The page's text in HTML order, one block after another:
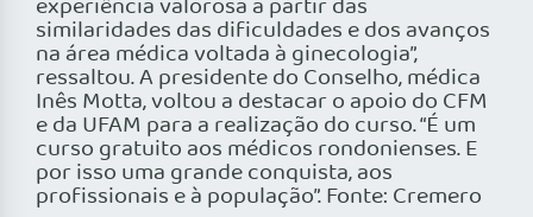
experiência valorosa a partir das
similaridades das dificuldades e dos avanços
na área médica voltada à ginecologia”,
ressaltou. A presidente do Conselho, médica
Inês Motta, voltou a destacar o apoio do CFM
e da UFAM para a realização do curso. “É um
curso gratuito aos médicos rondonienses. E
por isso uma grande conquista, aos
profissionais e à população”. Fonte: Cremero